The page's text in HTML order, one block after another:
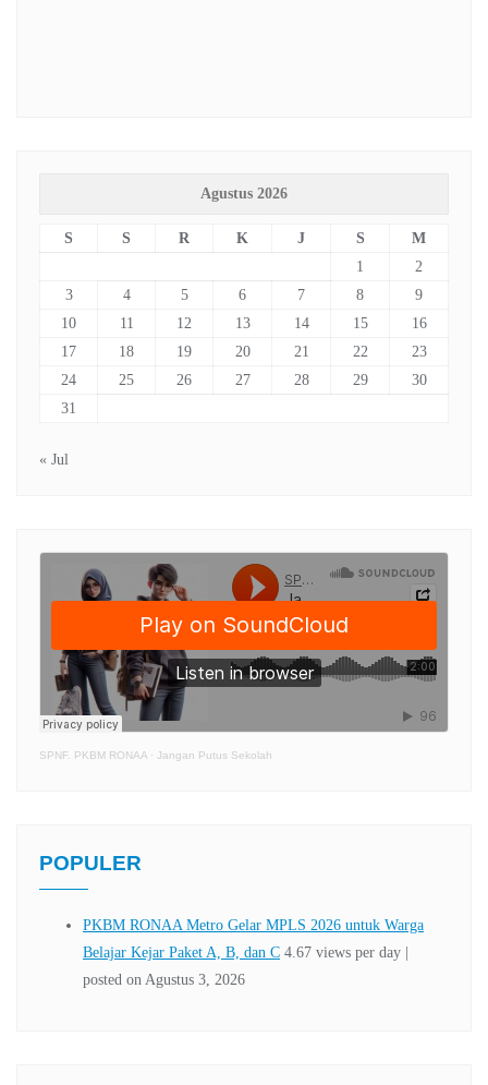
Agustus 2026
S S R K J S
M
1
2
3
4 5 6 7 8
9
10
11 12 13 14 15
16
17
18 19 20 21 22
23
24
25 26 27 28 29
30
31
« Jul
SPNF. PKBM RONAA · Jangan Putus Sekolah
POPULER